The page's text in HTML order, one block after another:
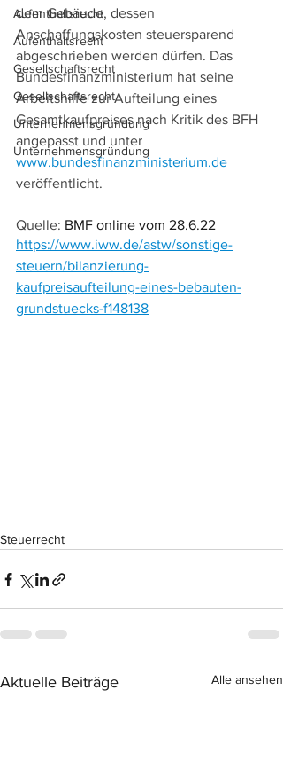
Aufenthaltsrecht
Aufenthaltsrecht
Gesellschaftsrecht
Gesellschaftsrecht
Unternehmensgründung
Unternehmensgründung
dem Gebäude, dessen
Anschaffungskosten steuersparend
abgeschrieben werden dürfen. Das
Bundesfinanzministerium hat seine
Arbeitshilfe zur Aufteilung eines
Gesamtkaufpreises nach Kritik des BFH
angepasst und unter
www.bundesfinanzministerium.de
veröffentlicht.
Quelle: BMF online vom 28.6.22
https://www.iww.de/astw/sonstige-
steuern/bilanzierung-
kaufpreisaufteilung-eines-bebauten-
grundstuecks-f148138
Steuerrecht
Aktuelle Beiträge Alle ansehen